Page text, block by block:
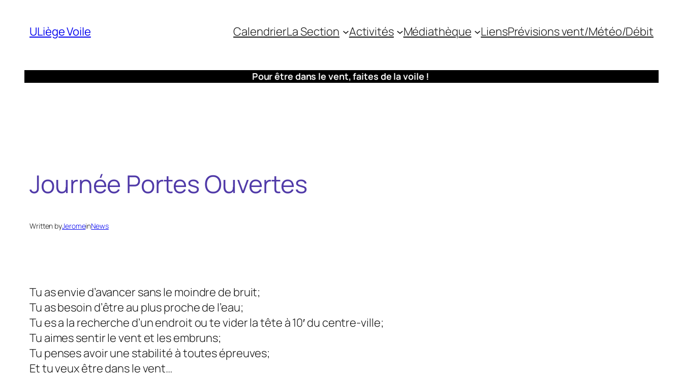
contenu
ULiège Voile CalendrierLa Section Activités Médiathèque LiensPrévisions vent/Météo/Débit
Pour être dans le vent, faites de la voile !
Journée Portes Ouvertes
Written byJeromeinNews
Tu as envie d’avancer sans le moindre de bruit;
Tu as besoin d’être au plus proche de l’eau;
Tu es a la recherche d’un endroit ou te vider la tête à 10′ du centre-ville;
Tu aimes sentir le vent et les embruns;
Tu penses avoir une stabilité à toutes épreuves;
Et tu veux être dans le vent…